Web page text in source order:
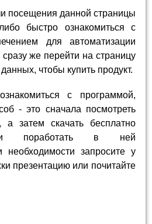
посещения данной страницы
быстро ознакомиться с
для автоматизации
же перейти на страницу
чтобы купить продукт.
с программой,
- это сначала посмотреть
, а затем скачать бесплатно
в ней
необходимости запросите у
презентацию или почитайте